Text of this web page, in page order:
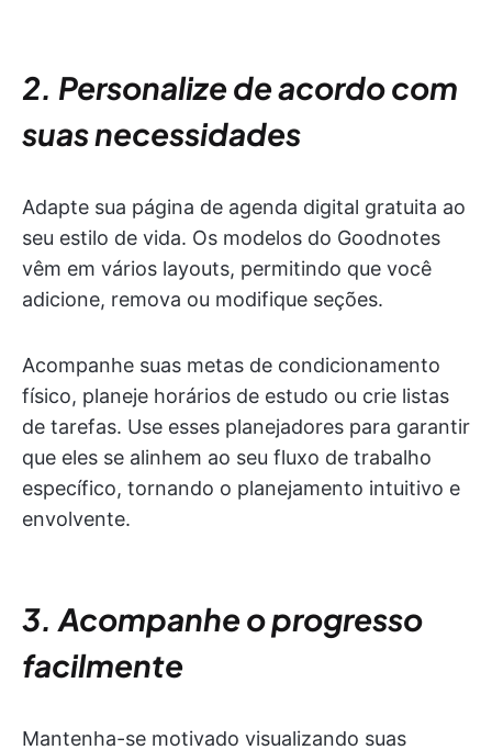
2. Personalize de acordo com
suas necessidades
Adapte sua página de agenda digital gratuita ao
seu estilo de vida. Os modelos do Goodnotes
vêm em vários layouts, permitindo que você
adicione, remova ou modifique seções.
Acompanhe suas metas de condicionamento
físico, planeje horários de estudo ou crie listas
de tarefas. Use esses planejadores para garantir
que eles se alinhem ao seu fluxo de trabalho
específico, tornando o planejamento intuitivo e
envolvente.
3. Acompanhe o progresso
facilmente
Mantenha-se motivado visualizando suas